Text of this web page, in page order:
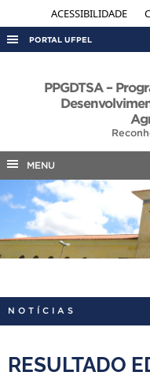
ACESSIBILIDADE
PORTAL UFPEL
AUDITORIA
INTERNACIONAL
OUVIDORIA
PORTARIAS
PPGDTSA –
MENU
NOTÍCIAS
RESULTADO